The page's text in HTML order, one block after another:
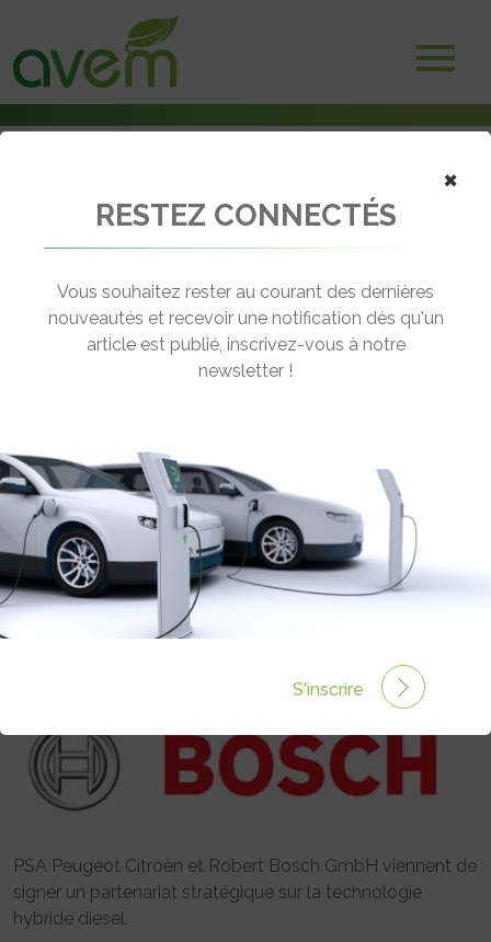
PSA Peugeot Citroën signe un partenariat avec Bosch pour les
← Revenir aux actualités
PSA PEUGEOT CITROËN SIGNE UN
PARTENARIAT AVEC BOSCH POUR
LES HYBRIDES DIESEL
Rédigé par le 13 Déc 2008 à 00:00 0 commentaires
PSA Peugeot Citroën et Robert Bosch GmbH viennent de
signer un partenariat stratégique sur la technologie
hybride diesel.
×
RESTEZ CONNECTÉS
Vous souhaitez rester au courant des dernières
nouveautés et recevoir une notification dès qu'un
article est publié, inscrivez-vous à notre
newsletter !
S'inscrire